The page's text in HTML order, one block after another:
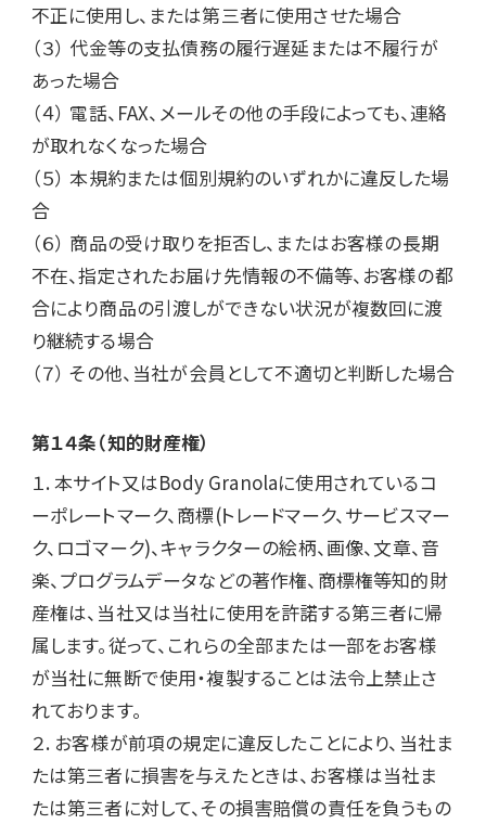
不正に使用し、または第三者に使用させた場合
（３） 代金等の支払債務の履行遅延または不履行が
あった場合
（４） 電話、FAX、メールその他の手段によっても、連絡
が取れなくなった場合
（５） 本規約または個別規約のいずれかに違反した場
合
（６） 商品の受け取りを拒否し、またはお客様の長期
不在、指定されたお届け先情報の不備等、お客様の都
合により商品の引渡しができない状況が複数回に渡
り継続する場合
（７） その他、当社が会員として不適切と判断した場合
第１４条（知的財産権）
１. 本サイト又はBody Granolaに使用されているコ
ーポレートマーク、商標(トレードマーク、サービスマー
ク、ロゴマーク)、キャラクターの絵柄、画像、文章、音
楽、プログラムデータなどの著作権、商標権等知的財
産権は、当社又は当社に使用を許諾する第三者に帰
属します。従って、これらの全部または一部をお客様
が当社に無断で使用・複製することは法令上禁止さ
れております。
２. お客様が前項の規定に違反したことにより、当社ま
たは第三者に損害を与えたときは、お客様は当社ま
たは第三者に対して、その損害賠償の責任を負うもの